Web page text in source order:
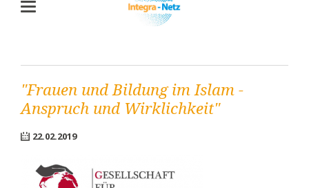
"Frauen und Bildung im Islam -
Anspruch und Wirklichkeit"
22.02.2019